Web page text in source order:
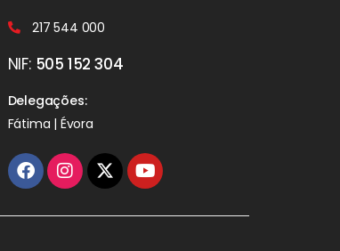
217 544 000
NIF: 505 152 304
Delegações:
Fátima | Évora